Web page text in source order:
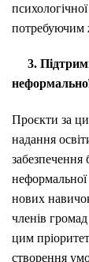
потребуючим
3.
Проєкти за
надання
забезпечення
неформальної
нових
членів
цим
створення